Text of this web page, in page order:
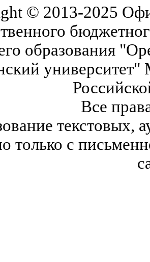
© 2013-2025
образования
университет"
Все
текстовых,
только с